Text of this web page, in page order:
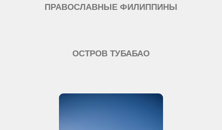
ПРАВОСЛАВНЫЕ ФИЛИППИНЫ
ОСТРОВ ТУБАБАО